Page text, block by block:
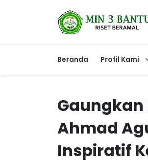
Beranda Profil Kami
Ahmad
Inspiratif